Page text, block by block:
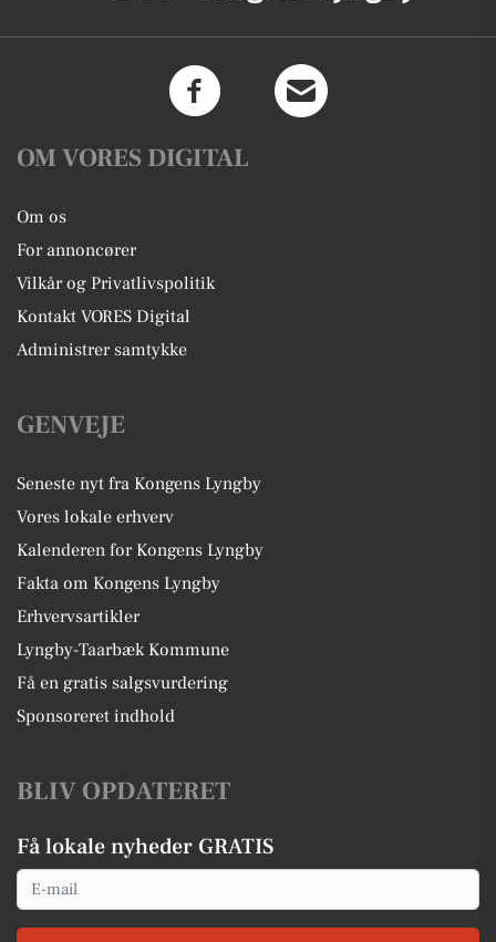
OM VORES DIGITAL
Om os
For annoncører
Vilkår og Privatlivspolitik
Kontakt VORES Digital
Administrer samtykke
GENVEJE
Seneste nyt fra Kongens Lyngby
Vores lokale erhverv
Kalenderen for Kongens Lyngby
Fakta om Kongens Lyngby
Erhvervsartikler
Lyngby-Taarbæk Kommune
Få en gratis salgsvurdering
Sponsoreret indhold
BLIV OPDATERET
Få lokale nyheder GRATIS
Email